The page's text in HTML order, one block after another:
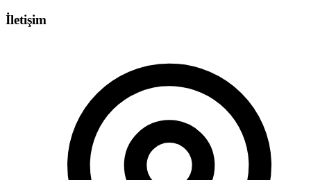
İletişim